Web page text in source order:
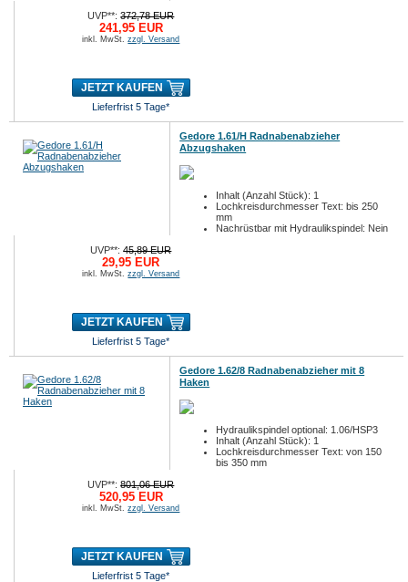
UVP**:372,78 EUR
241,95 EUR
inkl. MwSt.zzgl. Versand
JETZT KAUFEN
Lieferfrist 5 Tage*
Gedore 1.61/H Radnabenabzieher
Abzugshaken
Inhalt (Anzahl Stück): 1
Lochkreisdurchmesser Text: bis 250
mm
Nachrüstbar mit Hydraulikspindel: Nein
UVP**:45,89 EUR
29,95 EUR
inkl. MwSt.zzgl. Versand
JETZT KAUFEN
Lieferfrist 5 Tage*
Gedore 1.62/8 Radnabenabzieher mit 8
Haken
Hydraulikspindel optional: 1.06/HSP3
Inhalt (Anzahl Stück): 1
Lochkreisdurchmesser Text: von 150
bis 350 mm
UVP**:801,06 EUR
520,95 EUR
inkl. MwSt.zzgl. Versand
JETZT KAUFEN
Lieferfrist 5 Tage*